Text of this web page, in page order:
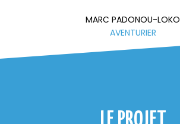
MARC PADONOU-LOKO
AVENTURIER